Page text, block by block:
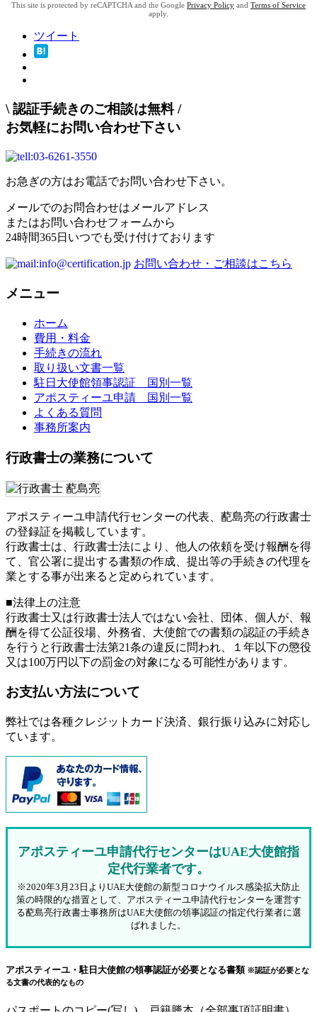
This site is protected by reCAPTCHA and the Google Privacy Policy and Terms of Service
apply.
ツイート
\ 認証手続きのご相談は無料/
お気軽にお問い合わせ下さい
お急ぎの方はお電話でお問い合わせ下さい。
メールでのお問合わせはメールアドレス
またはお問い合わせフォームから
24時間365日いつでも受け付けております
お問い合わせ・ご相談はこちら
メニュー
ホーム
費用・料金
手続きの流れ
取り扱い文書一覧
駐日大使館領事認証 国別一覧
アポスティーユ申請 国別一覧
よくある質問
事務所案内
行政書士の業務について
アポスティーユ申請代行センターの代表、蓜島亮の行政書士
の登録証を掲載しています。
行政書士は、行政書士法により、他人の依頼を受け報酬を得
て、官公署に提出する書類の作成、提出等の手続きの代理を
業とする事が出来ると定められています。
■法律上の注意
行政書士又は行政書士法人ではない会社、団体、個人が、報
酬を得て公証役場、外務省、大使館での書類の認証の手続き
を行うと行政書士法第21条の違反に問われ、
１年以下の懲役
又は100万円以下の罰金の対象になる可能性があります。
お支払い方法について
弊社では各種クレジットカード決済、銀行振り込みに対応し
ています。
アポスティーユ申請代行センターはUAE大使館指
定代行業者です。
※2020年3月23日よりUAE大使館の新型コロナウイルス感染拡大防止
策の時限的な措置として、アポスティーユ申請代行センターを運営す
る蓜島亮行政書士事務所はUAE大使館の領事認証の指定代行業者に選
ばれました。
アポスティーユ・駐日大使館の領事認証が必要となる書類 ※認証が必要とな
る文書の代表的なもの